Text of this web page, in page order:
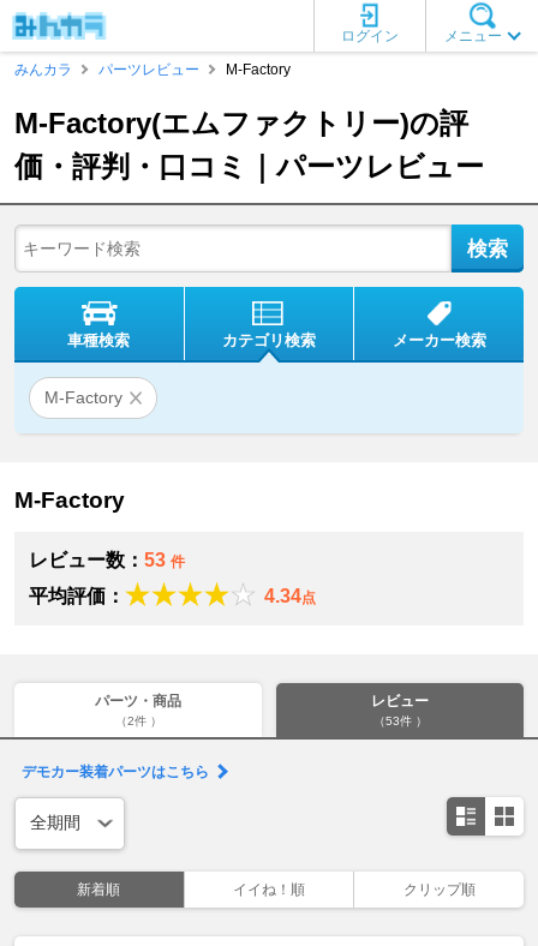
メニュー
ログイン
みんカラ
パーツレビュー M-Factory
M-Factory(エムファクトリー)の評
価・評判・口コミ｜パーツレビュー
車種検索 カテゴリ検索 メーカー検索
M-Factory
M-Factory
レビュー数： 53 件
平均評価： 4.34点
パーツ・商品
（2件 ）
レビュー
（53件 ）
デモカー装着パーツはこちら
新着順 イイね！順 クリップ順